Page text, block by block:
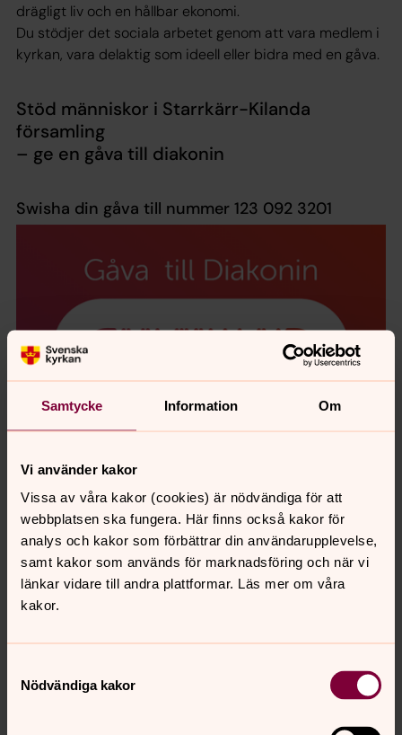
Samtycke Information Om
Vi använder kakor
Vissa av våra kakor (cookies) är nödvändiga för att
webbplatsen ska fungera. Här finns också kakor för
analys och kakor som förbättrar din användarupplevelse,
samt kakor som används för marknadsföring och när vi
länkar vidare till andra plattformar. Läs mer om våra
kakor.
Nödvändiga kakor
drägligt liv och en hållbar ekonomi.
Du stödjer det sociala arbetet genom att vara medlem i
kyrkan, vara delaktig som ideell eller bidra med en gåva.
Stöd människor i Starrkärr-Kilanda
församling
– ge en gåva till diakonin
Swisha din gåva till nummer 123 092 3201
Skanna QR-koden och swisha din gåva till diakonin.